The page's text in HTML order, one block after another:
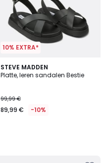
10% EXTRA*
STEVE MADDEN
Platte, leren sandalen Bestie
99,99 €
89,99 € -10%